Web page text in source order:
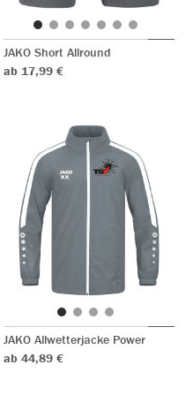
JAKO Short Allround
ab 17,99 €
JAKO Allwetterjacke Power
ab 44,89 €